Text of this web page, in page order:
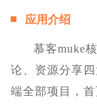
应用介绍
慕客muke
论、资源分享
端全部项目，